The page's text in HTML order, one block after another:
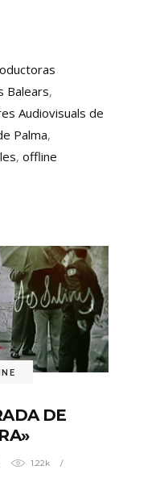
Balears,
Audiovisuals de
Palma,
, offline
DE
1.22k